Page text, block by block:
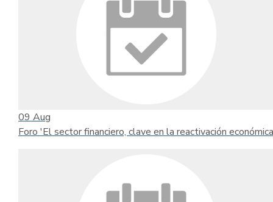
09 Aug
Foro 'El sector financiero, clave en la reactivación